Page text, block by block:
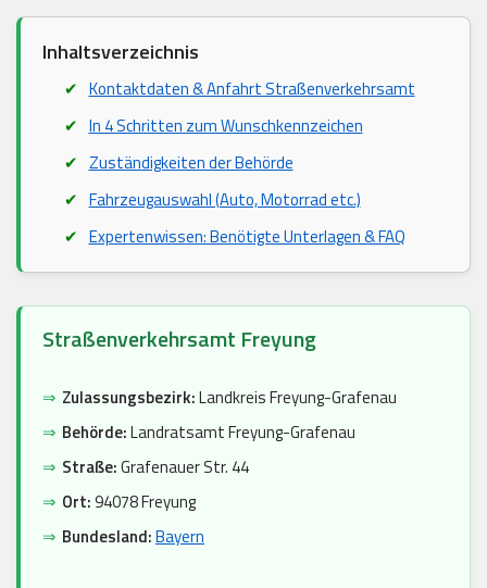
Inhaltsverzeichnis
Kontaktdaten & Anfahrt Straßenverkehrsamt
In 4 Schritten zum Wunschkennzeichen
Zuständigkeiten der Behörde
Fahrzeugauswahl (Auto, Motorrad etc.)
Expertenwissen: Benötigte Unterlagen & FAQ
Straßenverkehrsamt Freyung
⇒ Zulassungsbezirk:Landkreis Freyung-Grafenau
⇒ Behörde:Landratsamt Freyung-Grafenau
⇒ Straße:Grafenauer Str. 44
⇒ Ort:94078 Freyung
⇒ Bundesland:Bayern